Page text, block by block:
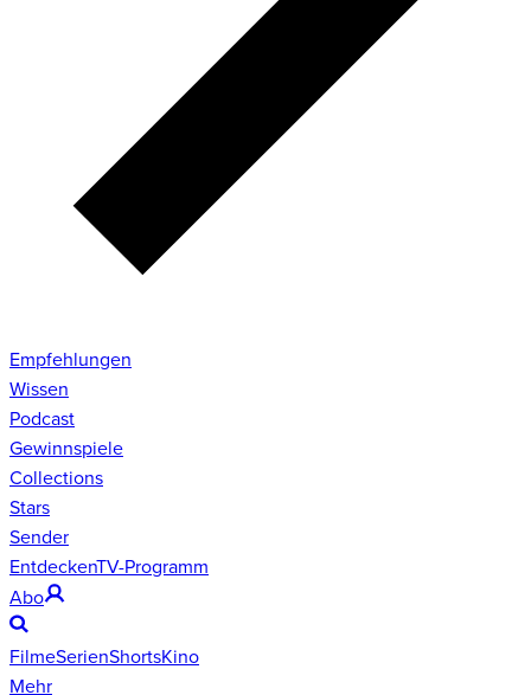
Empfehlungen
Wissen
Podcast
Gewinnspiele
Collections
Stars
Sender
EntdeckenTV-Programm
Abo
FilmeSerienShortsKino
Mehr